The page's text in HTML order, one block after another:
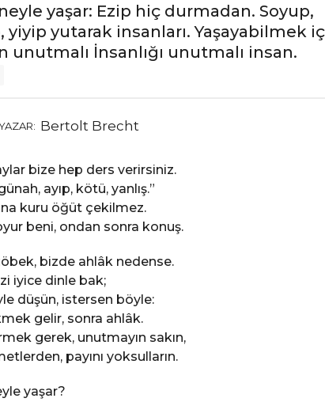
yaşar: Ezip hiç durmadan. Soyup,
yiyip yutarak insanları. Yaşayabilmek
unutmalı İnsanlığı unutmalı insan.
Bertolt Brecht
bize hep ders verirsiniz.
ayıp, kötü, yanlış.”
kuru öğüt çekilmez.
beni, ondan sonra konuş.
bizde ahlâk nedense.
iyice dinle bak;
düşün, istersen böyle:
gelir, sonra ahlâk.
gerek, unutmayın sakın,
payını yoksulların.
yaşar?